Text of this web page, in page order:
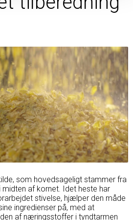
som hovedsageligt stammer fra
midten af ​​kornet. Idet heste har
stivelse, hjælper den måde
ingredienser på, med at
af ​​næringsstoffer i tyndtarmen